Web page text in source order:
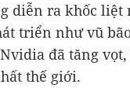
diễn ra khốc liệt
triển như vũ
đã tăng
thế giới.